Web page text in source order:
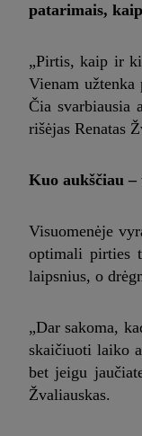
patarimais,
„Pirtis, kaip ir
Vienam
Čia svarbiausia
rišėjas Renatas
Kuo aukščiau
Visuomenėje
optimali pirties
laipsnius, o
„Dar sakoma,
skaičiuoti laiko
bet jeigu
Žvaliauskas.